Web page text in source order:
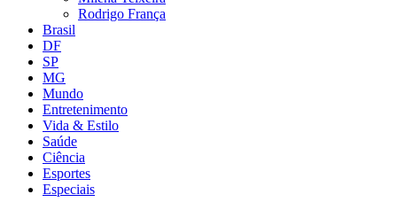
Rodrigo França
Brasil
DF
SP
MG
Mundo
Entretenimento
Vida & Estilo
Saúde
Ciência
Esportes
Especiais